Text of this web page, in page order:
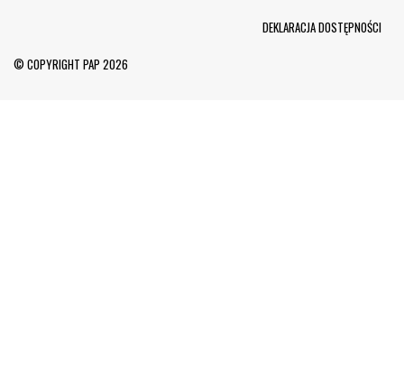
© COPYRIGHT PAP 2026
DEKLARACJA DOSTĘPNOŚCI